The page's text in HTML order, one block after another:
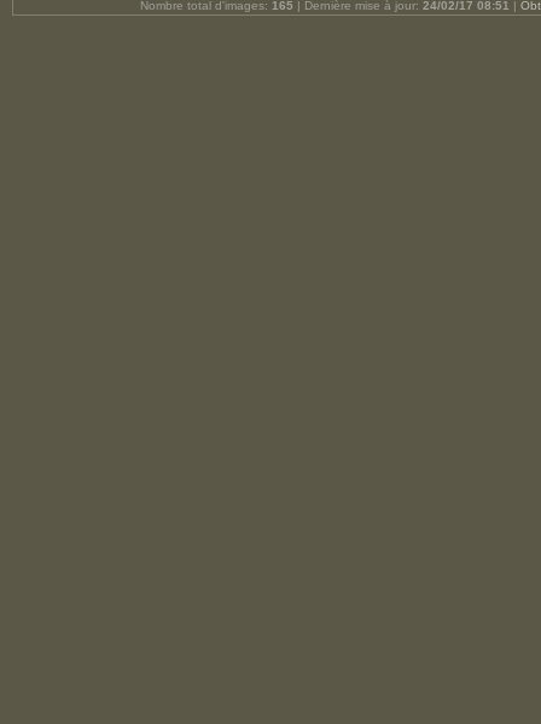
Nombre total d'images: 165 | Dernière mise à jour: 24/02/17 08:51 |